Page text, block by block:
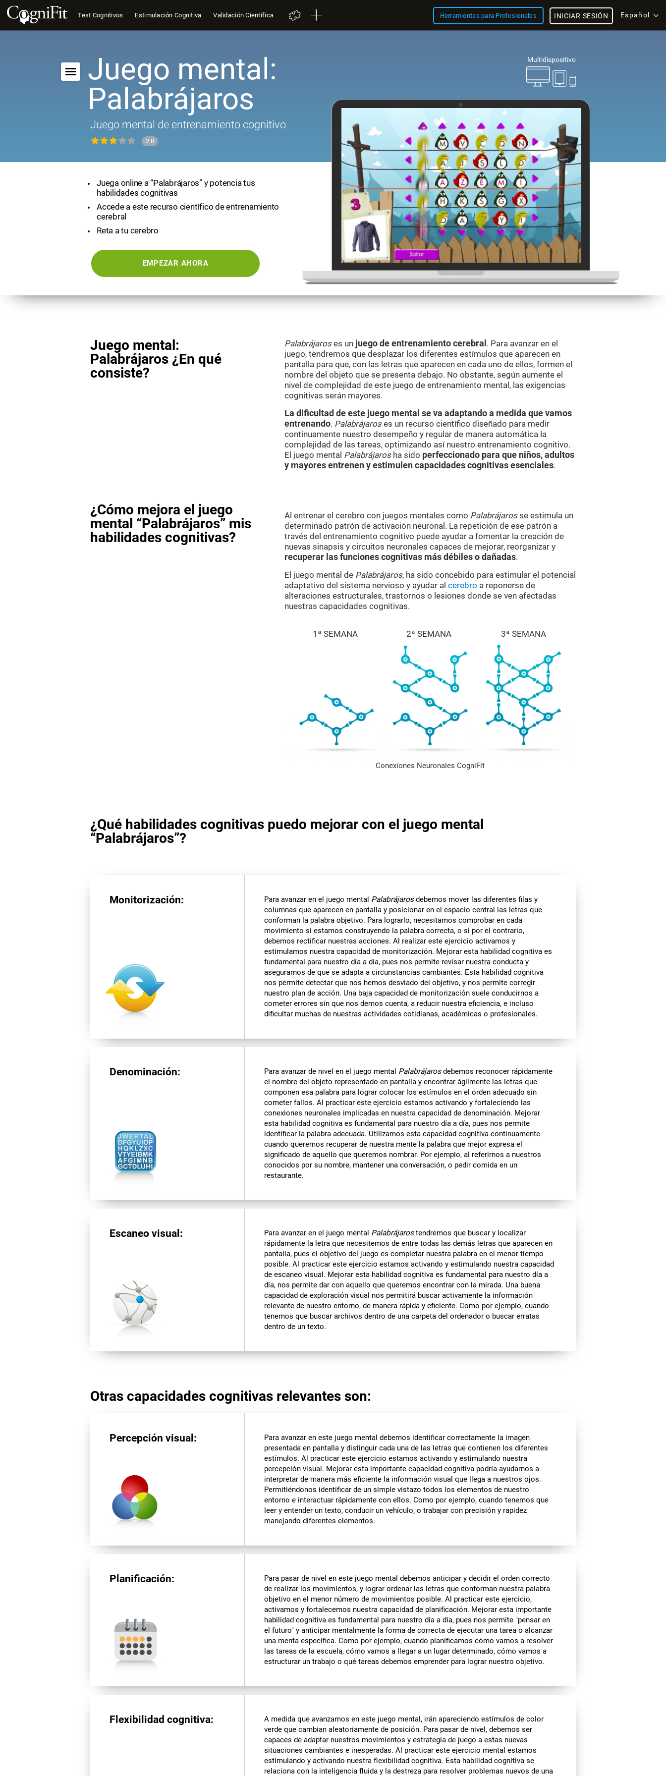
Test Cognitivos Estimulación Cognitiva Validación Científica Herramientas para Profesionales Español
INICIAR SESIÓN
Multidispositivo
Juego mental:
Palabrájaros
Juego mental de entrenamiento cognitivo
2.8
Juega online a “Palabrájaros” y potencia tus
habilidades cognitivas
Accede a este recurso científico de entrenamiento
cerebral
Reta a tu cerebro
EMPEZAR AHORA
Juego mental:
Palabrájaros ¿En qué
consiste?
Palabrájaroses un juego de entrenamiento cerebral . Para avanzar en el
juego, tendremos que desplazar los diferentes estímulos que aparecen en
pantalla para que, con las letras que aparecen en cada uno de ellos, formen el
nombre del objeto que se presenta debajo. No obstante, según aumente el
nivel de complejidad de este juego de entrenamiento mental, las exigencias
cognitivas serán mayores.
La dificultad de este juego mental se va adaptando a medida que vamos
entrenando. Palabrájaroses un recurso científico diseñado para medir
continuamente nuestro desempeño y regular de manera automática la
complejidad de las tareas, optimizando así nuestro entrenamiento cognitivo.
El juego mental Palabrájarosha sido perfeccionado para que niños, adultos
y mayores entrenen y estimulen capacidades cognitivas esenciales.
¿Cómo mejora el juego
mental “Palabrájaros” mis
habilidades cognitivas?
Al entrenar el cerebro con juegos mentales como Palabrájarosse estimula un
determinado patrón de activación neuronal. La repetición de ese patrón a
través del entrenamiento cognitivo puede ayudar a fomentar la creación de
nuevas sinapsis y circuitos neuronales capaces de mejorar, reorganizar y
recuperar las funciones cognitivas más débiles o dañadas.
El juego mental de Palabrájaros, ha sido concebido para estimular el potencial
adaptativo del sistema nervioso y ayudar al cerebro a reponerse de
alteraciones estructurales, trastornos o lesiones donde se ven afectadas
nuestras capacidades cognitivas.
1ª SEMANA 2ª SEMANA 3ª SEMANA
Conexiones Neuronales CogniFit
¿Qué habilidades cognitivas puedo mejorar con el juego mental
“Palabrájaros”?
Monitorización: Para avanzar en el juego mental Palabrájarosdebemos mover las diferentes filas y
columnas que aparecen en pantalla y posicionar en el espacio central las letras que
conforman la palabra objetivo. Para lograrlo, necesitamos comprobar en cada
movimiento si estamos construyendo la palabra correcta, o si por el contrario,
debemos rectificar nuestras acciones. Al realizar este ejercicio activamos y
estimulamos nuestra capacidad de monitorización. Mejorar esta habilidad cognitiva es
fundamental para nuestro día a día, pues nos permite revisar nuestra conducta y
asegurarnos de que se adapta a circunstancias cambiantes. Esta habilidad cognitiva
nos permite detectar que nos hemos desviado del objetivo, y nos permite corregir
nuestro plan de acción. Una baja capacidad de monitorización suele conducirnos a
cometer errores sin que nos demos cuenta, a reducir nuestra eficiencia, e incluso
dificultar muchas de nuestras actividades cotidianas, académicas o profesionales.
Denominación: Para avanzar de nivel en el juego mental Palabrájarosdebemos reconocer rápidamente
el nombre del objeto representado en pantalla y encontrar ágilmente las letras que
componen esa palabra para lograr colocar los estímulos en el orden adecuado sin
cometer fallos. Al practicar este ejercicio estamos activando y fortaleciendo las
conexiones neuronales implicadas en nuestra capacidad de denominación. Mejorar
esta habilidad cognitiva es fundamental para nuestro día a día, pues nos permite
identificar la palabra adecuada. Utilizamos esta capacidad cognitiva continuamente
cuando queremos recuperar de nuestra mente la palabra que mejor expresa el
significado de aquello que queremos nombrar. Por ejemplo, al referirnos a nuestros
conocidos por su nombre, mantener una conversación, o pedir comida en un
restaurante.
Escaneo visual: Para avanzar en el juego mental Palabrájarostendremos que buscar y localizar
rápidamente la letra que necesitemos de entre todas las demás letras que aparecen en
pantalla, pues el objetivo del juego es completar nuestra palabra en el menor tiempo
posible. Al practicar este ejercicio estamos activando y estimulando nuestra capacidad
de escaneo visual. Mejorar esta habilidad cognitiva es fundamental para nuestro día a
día, nos permite dar con aquello que queremos encontrar con la mirada. Una buena
capacidad de exploración visual nos permitirá buscar activamente la información
relevante de nuestro entorno, de manera rápida y eficiente. Como por ejemplo, cuando
tenemos que buscar archivos dentro de una carpeta del ordenador o buscar erratas
dentro de un texto.
Otras capacidades cognitivas relevantes son:
Percepción visual:
Para avanzar en este juego mental debemos identificar correctamente la imagen
presentada en pantalla y distinguir cada una de las letras que contienen los diferentes
estímulos. Al practicar este ejercicio estamos activando y estimulando nuestra
percepción visual. Mejorar esta importante capacidad cognitiva podría ayudarnos a
interpretar de manera más eficiente la información visual que llega a nuestros ojos.
Permitiéndonos identificar de un simple vistazo todos los elementos de nuestro
entorno e interactuar rápidamente con ellos. Como por ejemplo, cuando tenemos que
leer y entender un texto, conducir un vehículo, o trabajar con precisión y rapidez
manejando diferentes elementos.
Planificación:
Para pasar de nivel en este juego mental debemos anticipar y decidir el orden correcto
de realizar los movimientos, y lograr ordenar las letras que conforman nuestra palabra
objetivo en el menor número de movimientos posible. Al practicar este ejercicio,
activamos y fortalecemos nuestra capacidad de planificación. Mejorar esta importante
habilidad cognitiva es fundamental para nuestro día a día, pues nos permite "pensar en
el futuro" y anticipar mentalmente la forma de correcta de ejecutar una tarea o alcanzar
una menta específica. Como por ejemplo, cuando planificamos cómo vamos a resolver
las tareas de la escuela, cómo vamos a llegar a un lugar determinado, cómo vamos a
estructurar un trabajo o qué tareas debemos emprender para lograr nuestro objetivo.
Flexibilidad cognitiva:
A medida que avanzamos en este juego mental, irán apareciendo estímulos de color
verde que cambian aleatoriamente de posición. Para pasar de nivel, debemos ser
capaces de adaptar nuestros movimientos y estrategia de juego a estas nuevas
situaciones cambiantes e inesperadas. Al practicar este ejercicio mental estamos
estimulando y activando nuestra flexibilidad cognitiva. Esta habilidad cognitiva se
relaciona con la inteligencia fluida y la destreza para resolver problemas nuevos de una